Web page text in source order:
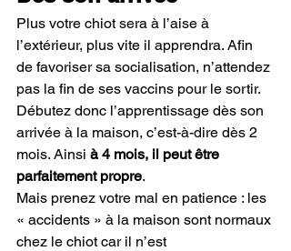
Plus votre chiot sera à l’aise à
l’extérieur, plus vite il apprendra. Afin
de favoriser sa socialisation, n’attendez
pas la fin de ses vaccins pour le sortir.
Débutez donc l’apprentissage dès son
arrivée à la maison, c’est-à-dire dès 2
mois. Ainsi à 4 mois, il peut être
parfaitement propre.
Mais prenez votre mal en patience : les
« accidents » à la maison sont normaux
chez le chiot car il n’est